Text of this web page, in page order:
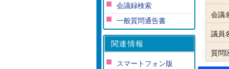
会議
議員
質問
会議録検索
一般質問通告書
関連情報
スマートフォン版